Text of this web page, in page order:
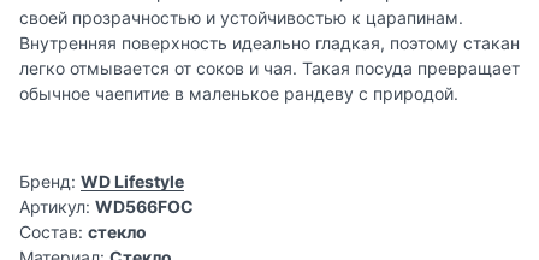
своей прозрачностью и устойчивостью к царапинам.
Внутренняя поверхность идеально гладкая, поэтому стакан
легко отмывается от соков и чая. Такая посуда превращает
обычное чаепитие в маленькое рандеву с природой.
Бренд: WD Lifestyle
Артикул: WD566FOC
Состав: стекло